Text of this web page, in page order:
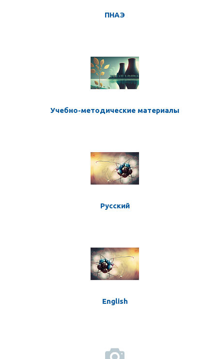
ПНАЭ
Учебно-методические материалы
Русский
English